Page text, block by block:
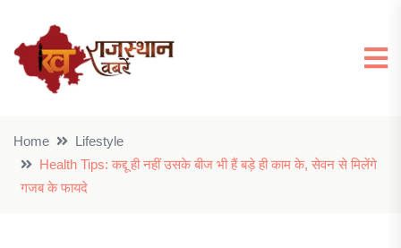
Home
Lifestyle
Health Tips: कद्दू ही नहीं उसके बीज भी हैं बड़े ही काम के, सेवन से मिलेंगे
गजब के फायदे